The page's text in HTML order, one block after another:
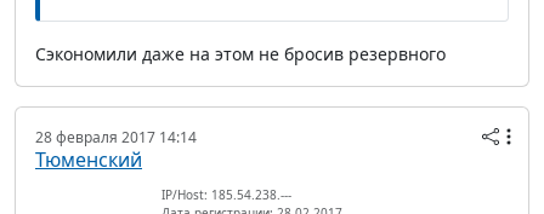
Сэкономили даже на этом не бросив резервного
28 февраля 2017 14:14
Тюменский
IP/Host: 185.54.238.---